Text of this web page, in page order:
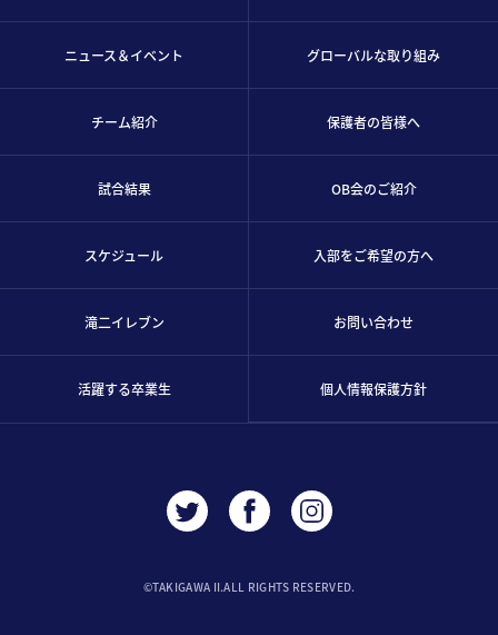
ニュース＆イベント
チーム紹介
試合結果
スケジュール
滝二イレブン
活躍する卒業生
グローバルな取り組み
保護者の皆様へ
OB会のご紹介
入部をご希望の方へ
お問い合わせ
個人情報保護方針
©︎TAKIGAWA II.ALL RIGHTS RESERVED.